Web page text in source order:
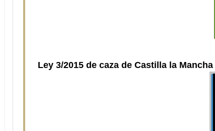
Ley 3/2015 de caza de Castilla la Mancha